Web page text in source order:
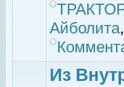
ТРАКТОР
Айболита,
Из